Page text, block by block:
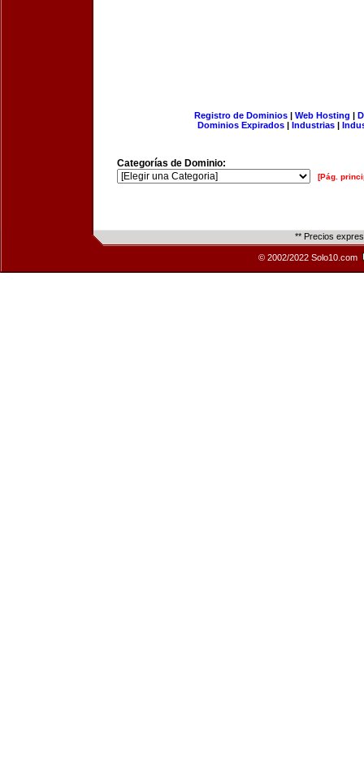
Registro de Dominios| Web Hosting |
Dominios Expirados | Industrias |
Categorías de Dominio:
[Pág.
** Precios
© 2002/2022 Solo10.com